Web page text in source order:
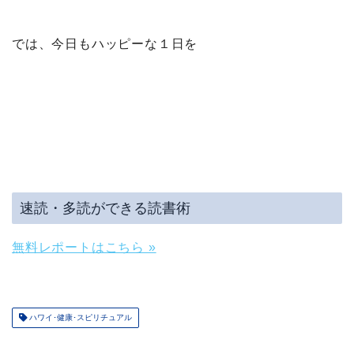
では、今日もハッピーな１日を
速読・多読ができる読書術
無料レポートはこちら »
ハワイ･健康･スピリチュアル